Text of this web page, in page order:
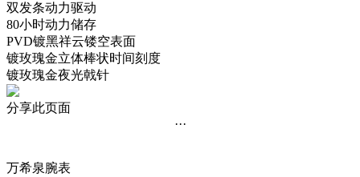
双发条动力驱动
80小时动力储存
PVD镀黑祥云镂空表面
镀玫瑰金立体棒状时间刻度
镀玫瑰金夜光戟针
分享此页面
···
万希泉腕表